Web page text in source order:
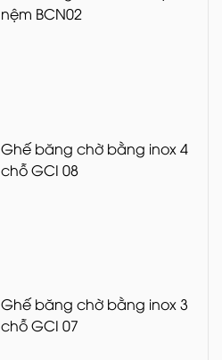
nệm BCN02
Ghế băng chờ bằng inox 4
chỗ GCI 08
Ghế băng chờ bằng inox 3
chỗ GCI 07